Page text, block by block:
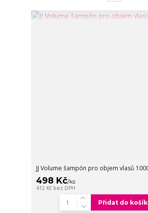
JJ Volume šampón pro objem vlasů
498 Kč/ks
412 Kč bez DPH
Přidat do